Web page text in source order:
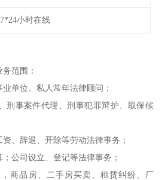
7*24小时在线
范围：
单位、私人常年法律顾问；
刑事案件代理、刑事犯罪辩护、取保候
资、辞退、开除等劳动法律事务；
；公司设立、登记等法律事务；
商品房、二手房买卖、租赁纠纷、厂